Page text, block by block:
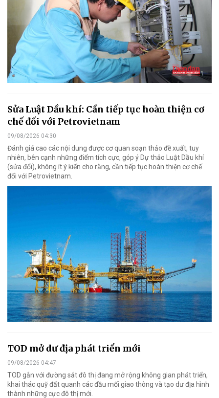
Sửa Luật Dầu khí: Cần tiếp tục hoàn thiện cơ
chế đối với Petrovietnam
09/08/2026 04:30
Đánh giá cao các nội dung được cơ quan soạn thảo đề xuất, tuy
nhiên, bên cạnh những điểm tích cực, góp ý Dự thảo Luật Dầu khí
(sửa đổi), không ít ý kiến cho rằng, cần tiếp tục hoàn thiện cơ chế
đối với Petrovietnam.
TOD mở dư địa phát triển mới
09/08/2026 04:47
TOD gắn với đường sắt đô thị đang mở rộng không gian phát triển,
khai thác quỹ đất quanh các đầu mối giao thông và tạo dư địa hình
thành những cực đô thị mới.